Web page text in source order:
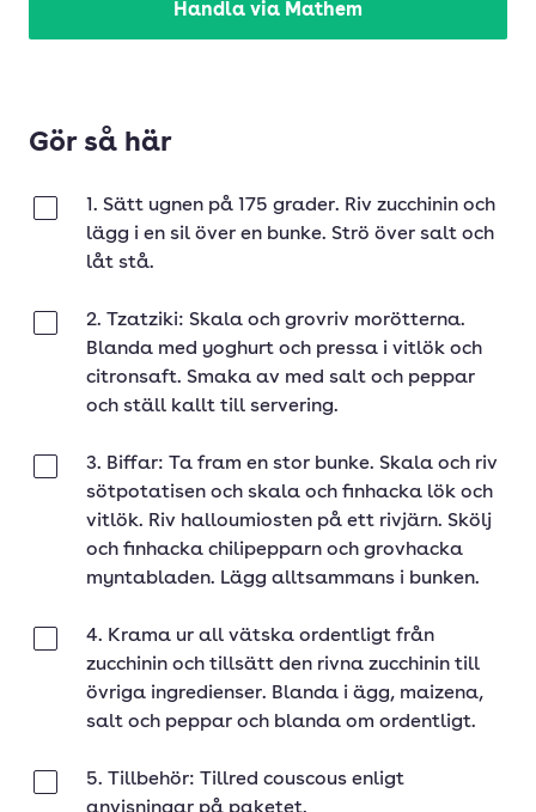
Handla via Mathem
Gör så här
1. Sätt ugnen på 175 grader. Riv zucchinin och
lägg i en sil över en bunke. Strö över salt och
låt stå.
2. Tzatziki: Skala och grovriv morötterna.
Blanda med yoghurt och pressa i vitlök och
citronsaft. Smaka av med salt och peppar
och ställ kallt till servering.
3. Biffar: Ta fram en stor bunke. Skala och riv
sötpotatisen och skala och finhacka lök och
vitlök. Riv halloumiosten på ett rivjärn. Skölj
och finhacka chilipepparn och grovhacka
myntabladen. Lägg alltsammans i bunken.
4. Krama ur all vätska ordentligt från
zucchinin och tillsätt den rivna zucchinin till
övriga ingredienser. Blanda i ägg, maizena,
salt och peppar och blanda om ordentligt.
5. Tillbehör: Tillred couscous enligt